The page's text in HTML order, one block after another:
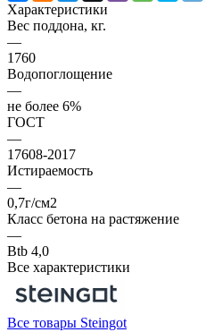
Характеристики
Вес поддона, кг.
—
1760
Водопоглощение
—
не более 6%
ГОСТ
—
17608-2017
Истираемость
—
0,7г/см2
Класс бетона на растяжение
—
Btb 4,0
Все характеристики
Все товары Steingot